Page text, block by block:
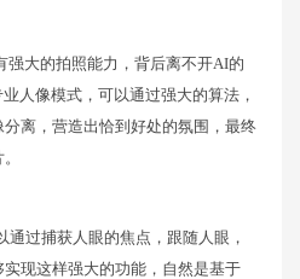
强大的拍照能力，背后离不开AI的
人像模式，可以通过强大的算法，
离，营造出恰到好处的氛围，最终
通过捕获人眼的焦点，跟随人眼，
现这样强大的功能，自然是基于